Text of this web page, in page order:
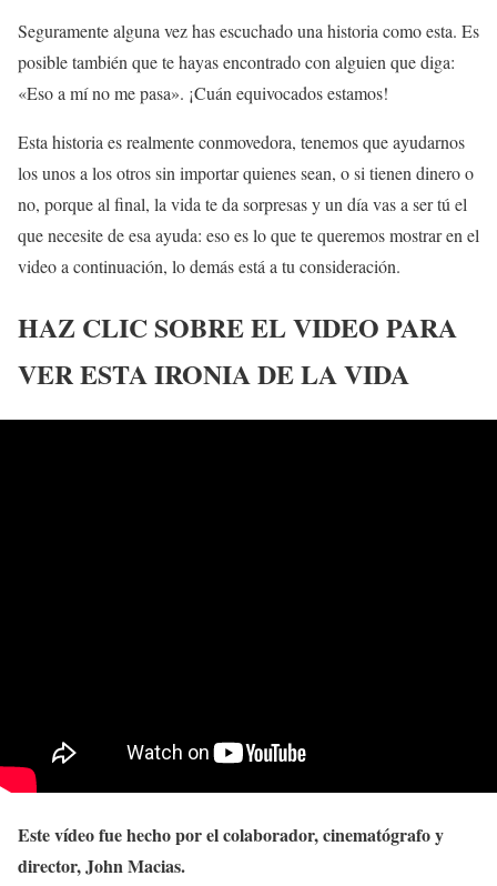
Seguramente alguna vez has escuchado una historia como esta. Es
posible también que te hayas encontrado con alguien que diga:
«Eso a mí no me pasa». ¡Cuán equivocados estamos!
Esta historia es realmente conmovedora, tenemos que ayudarnos
los unos a los otros sin importar quienes sean, o si tienen dinero o
no, porque al final, la vida te da sorpresas y un día vas a ser tú el
que necesite de esa ayuda: eso es lo que te queremos mostrar en el
video a continuación, lo demás está a tu consideración.
HAZ CLIC SOBRE EL VIDEO PARA
VER ESTA IRONIA DE LA VIDA
Este vídeo fue hecho por el colaborador, cinematógrafo y
director, John Macias.